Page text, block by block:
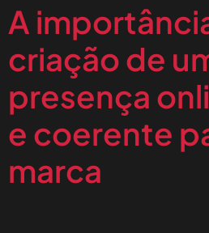
A
criação de
presença
e coerente
marca